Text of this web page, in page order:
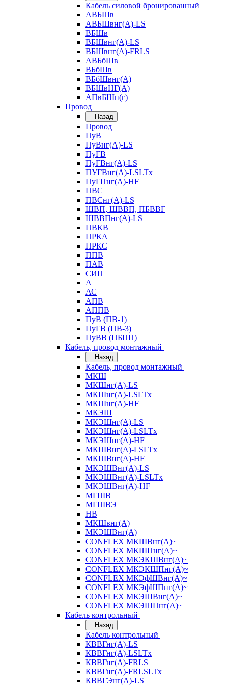
Кабель силовой бронированный
АВБШв
АВБШвнг(А)-LS
ВБШв
ВБШвнг(А)-LS
ВБШвнг(А)-FRLS
АВБбШв
ВБбШв
ВБбШвнг(А)
ВБШвНГ(А)
АПвБШп(г)
Провод
Назад
Провод
ПуВ
ПуВнг(А)-LS
ПуГВ
ПуГВнг(А)-LS
ПУГВнг(А)-LSLTx
ПуГПнг(А)-HF
ПВС
ПВСнг(А)-LS
ШВП, ШВВП, ПБВВГ
ШВВПнг(А)-LS
ПВКВ
ПРКА
ПРКС
ППВ
ПАВ
СИП
А
АС
АПВ
АППВ
ПуВ (ПВ-1)
ПуГВ (ПВ-3)
ПуВВ (ПБПП)
Кабель, провод монтажный
Назад
Кабель, провод монтажный
МКШ
МКШнг(А)-LS
МКШнг(А)-LSLTx
МКШнг(А)-HF
МКЭШ
МКЭШнг(А)-LS
МКЭШнг(А)-LSLTx
МКЭШнг(А)-HF
МКШВнг(A)-LSLTx
МКШВнг(А)-HF
МКЭШВнг(А)-LS
МКЭШВнг(A)-LSLTx
МКЭШВнг(А)-HF
МГШВ
МГШВЭ
НВ
МКШвнг(А)
МКЭШВнг(А)
CONFLEX МКШВнг(А)~
CONFLEX МКШПнг(А)~
CONFLEX МКЭКШВнг(А)~
CONFLEX МКЭКШПнг(А)~
CONFLEX МКЭфШВнг(А)~
CONFLEX МКЭфШПнг(А)~
CONFLEX МКЭШВнг(А)~
CONFLEX МКЭШПнг(А)~
Кабель контрольный
Назад
Кабель контрольный
КВВГнг(А)-LS
КВВГнг(А)-LSLTx
КВВГнг(А)-FRLS
КВВГнг(А)-FRLSLTx
КВВГЭнг(А)-LS